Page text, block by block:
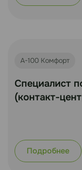
А-100 Комфорт
Специалист
(контакт-
Подробнее